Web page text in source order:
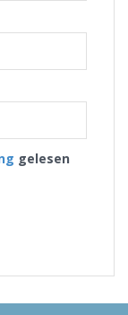
gelesen